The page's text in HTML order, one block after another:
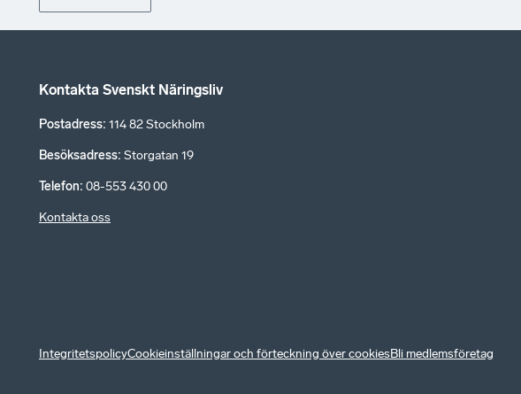
Kontakta Svenskt Näringsliv
Postadress: 114 82 Stockholm
Besöksadress: Storgatan 19
Telefon: 08-553 430 00
Kontakta oss
IntegritetspolicyCookieinställningar och förteckning över cookiesBli medlemsföretag